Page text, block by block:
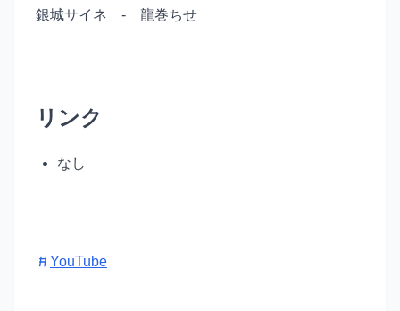
銀城サイネ - 龍巻ちせ
リンク
なし
YouTube